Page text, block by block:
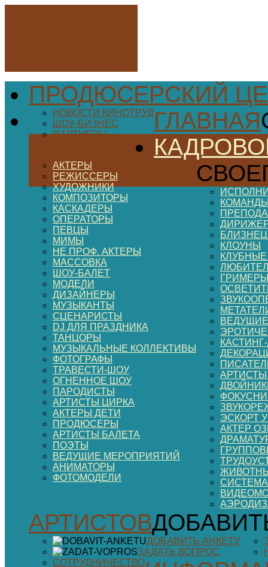
ПРОДЮСЕРСКИЙ
ГЛАВНАЯ
НОВОСТИ КИНОТРУД
ШОУ-БИЗНЕС
ПАРТНЕРЫ
АКТЕРЫ
РЕЖИССЕРЫ
ХУДОЖНИКИ
КОМПОЗИТОРЫ
КАСКАДЕРЫ
ОПЕРАТОРЫ
ПЕВЦЫ
МИМЫ
НЕ ПРОФ. АКТЕРЫ
МАССОВКА
ШОУ-БАЛЕТ
МОДЕЛИ
ДИЗАЙНЕРЫ
МУЗЫКАНТЫ
СЦЕНАРИСТЫ
DJ ДЛЯ ПРАЗДНИКА
ТАНЦОРЫ
МУЗЫКАЛЬНЫЕ КОЛЛЕКТИВЫ
ФОТОГРАФЫ
ТРАВЕСТИ-ШОУ
ОГНЕННОЕ ШОУ
ПАРОДИСТЫ
АРТИСТЫ ЦИРКА
АКТЕРЫ ДЕТИ
ПРОДЮСЕРЫ
АРТИСТЫ БАЛЕТА
ПОЭТЫ
ВЕДУЩИЕ МЕРОПРИЯТИЙ
АНИМАТОРЫ
ФОТОМОДЕЛИ
КЛОУНЫ
КЛУБНЫЕ
ГРИМЕРЫ
ЭСКОРТ
АКТЕР
АРТИСТОВ
ДОБАВИТЬ АНКЕТУ
ЗАДАТЬ ВОПРОС
СОТРУДНИЧЕСТВО